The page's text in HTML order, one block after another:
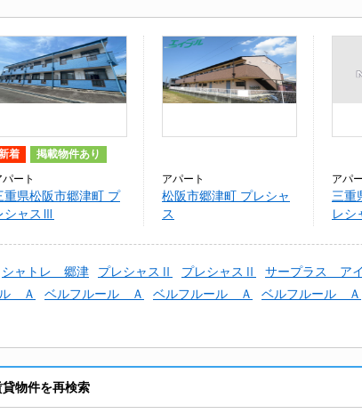
着 掲載物件あり
パート
重県松阪市郷津町 プ
シャスⅢ
アパート
松阪市郷津町 プレシャ
ス
アパ
三重
レシ
シャトレ 郷津 プレシャスⅡ プレシャスⅡ サープラス ア
Ａ ベルフルール Ａ ベルフルール Ａ ベルフルール Ａ
物件を再検索